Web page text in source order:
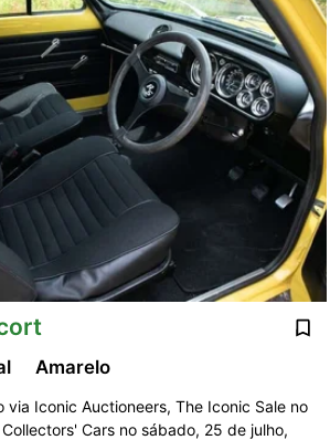
Amarelo
via Iconic Auctioneers, The Iconic Sale no
Cars no sábado, 25 de julho,